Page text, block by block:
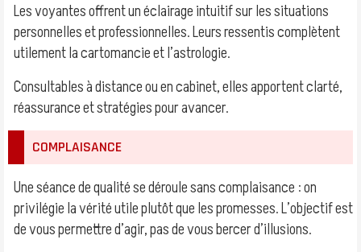
Les voyantes offrent un éclairage intuitif sur les situations
personnelles et professionnelles. Leurs ressentis complètent
utilement la cartomancie et l’astrologie.
Consultables à distance ou en cabinet, elles apportent clarté,
réassurance et stratégies pour avancer.
COMPLAISANCE
Une séance de qualité se déroule sans complaisance : on
privilégie la vérité utile plutôt que les promesses. L’objectif est
de vous permettre d’agir, pas de vous bercer d’illusions.